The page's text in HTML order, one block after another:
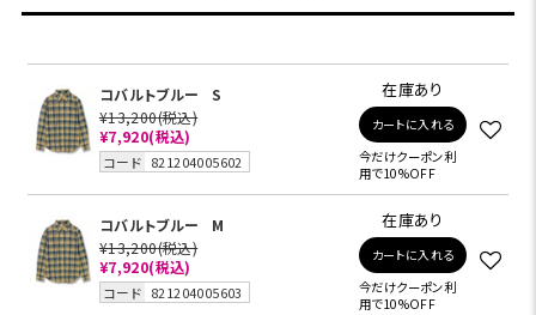
コバルトブルー
S
¥13,200(税込)
¥7,920(税込)
コード 821204005602
在庫あり
カートに入れる
今だけクーポン利
用で10%OFF
コバルトブルー
M
¥13,200(税込)
¥7,920(税込)
コード 821204005603
在庫あり
カートに入れる
今だけクーポン利
用で10%OFF